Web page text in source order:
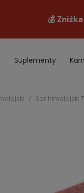
Suplementy
Ser himalajski